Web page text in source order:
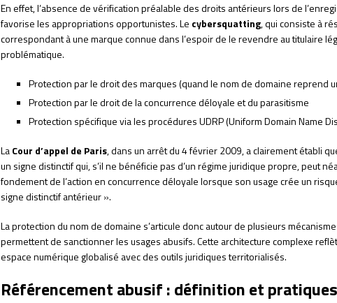
En effet, l’absence de vérification préalable des droits antérieurs lors de
favorise les appropriations opportunistes. Le cybersquatting, qui consiste à
correspondant à une marque connue dans l’espoir de le revendre au titulaire
problématique.
Protection par le droit des marques (quand le nom de domaine reprend
Protection par le droit de la concurrence déloyale et du parasitisme
Protection spécifique via les procédures UDRP (Uniform Domain Name
LaCour d’appel de Paris, dans un arrêt du 4 février 2009, a clairement établi
un signe distinctif qui, s’il ne bénéficie pas d’un régime juridique propre, peut
fondement de l’action en concurrence déloyale lorsque son usage crée un
signe distinctif antérieur ».
La protection du nom de domaine s’articule donc autour de plusieurs
permettent de sanctionner les usages abusifs. Cette architecture complexe
espace numérique globalisé avec des outils juridiques territorialisés.
Référencement abusif : définition et pratiques